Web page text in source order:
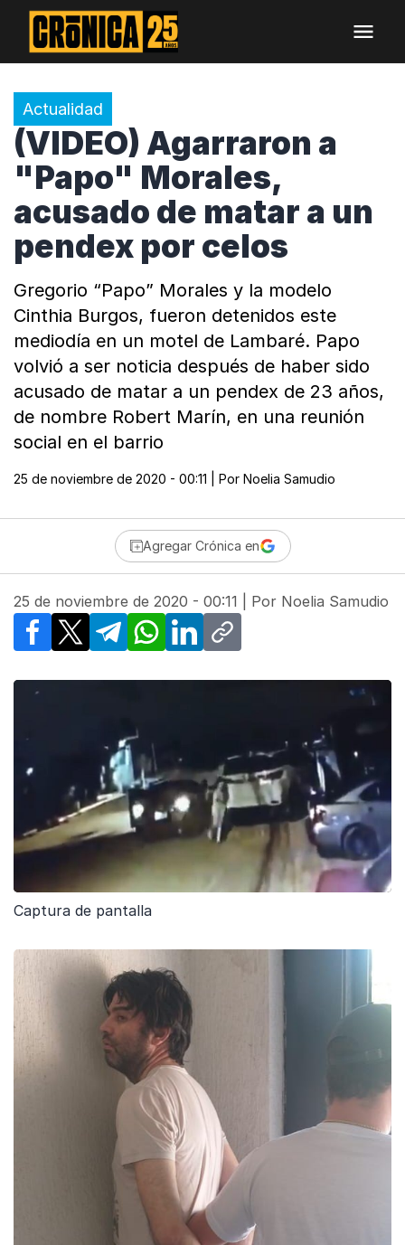
Actualidad
(VIDEO) Agarraron a
"Papo" Morales,
acusado de matar a un
pendex por celos
Gregorio “Papo” Morales y la modelo
Cinthia Burgos, fueron detenidos este
mediodía en un motel de Lambaré. Papo
volvió a ser noticia después de haber sido
acusado de matar a un pendex de 23 años,
de nombre Robert Marín, en una reunión
social en el barrio
25 de noviembre de 2020 - 00:11 | Por Noelia Samudio
Agregar Crónica en
25 de noviembre de 2020 - 00:11 | Por Noelia Samudio
Facebook
X TelegramWhatsApp
LinkedInCopy link
Captura de pantalla